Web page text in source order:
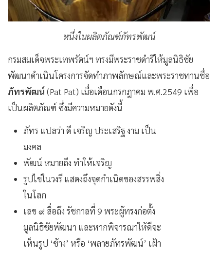
หนึ่งในผลิตภัณฑ์ภัทรพัฒน์
กรมสมเด็จพระเทพรัตน์ฯ ทรงมีพระราชดำริให้มูลนิธิชัย
พัฒนาดำเนินโครงการจัดทำภาพลักษณ์และพระราชทานชื่อ
ภัทรพัฒน์ (Pat Pat) เมื่อเดือนกรกฎาคม พ.ศ.2549 เพื่อ
เป็นผลิตภัณฑ์ ซึ่งมีความหมายดังนี้
ภัทร แปลว่า ดี เจริญ ประเสริฐ งาม เป็น
มงคล
พัฒน์ หมายถึง ทำให้เจริญ
รูปไข่ในวงรี แสดงถึงจุดกำเนิดของสรรพสิ่ง
ในโลก
เลข ๙ สื่อถึง รัชกาลที่ 9 พระผู้ทรงก่อตั้ง
มูลนิธิชัยพัฒนา และหากพิจารณาให้ดีจะ
เห็นรูป ‘ช้าง’ หรือ ‘พลายภัทรพัฒน์’ เฝ้า